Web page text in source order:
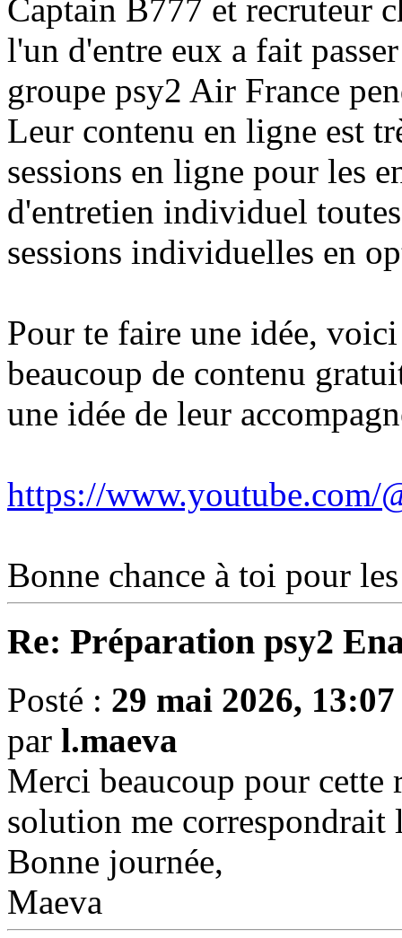
Captain B777 et recruteur
l'un d'entre eux a fait
groupe psy2 Air France
Leur contenu en ligne est
sessions en ligne pour les
d'entretien individuel
sessions individuelles en
Pour te faire une idée,
beaucoup de contenu
une idée de leur
https://www.youtube.com/
Bonne chance à toi pour
Re: Préparation psy2
Posté : 29 mai 2026, 13:07
par l.maeva
Merci beaucoup pour cette
solution me correspondrait
Bonne journée,
Maeva